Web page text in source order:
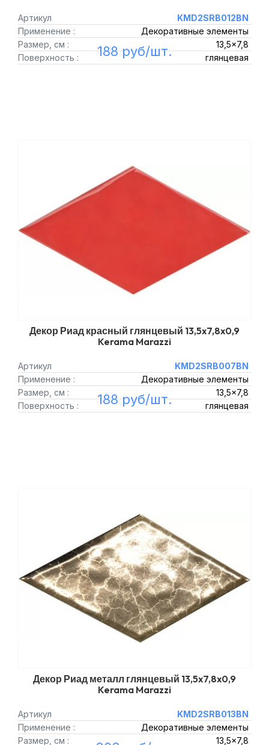
Артикул
KMD2SRB012BN
Применение :
Декоративные элементы
Размер, см :
13,5x7,8
Поверхность :
глянцевая
188 руб/шт.
Декор Риад красный глянцевый 13,5x7,8x0,9
Kerama Marazzi
Артикул
KMD2SRB007BN
Применение :
Декоративные элементы
Размер, см :
13,5x7,8
Поверхность :
глянцевая
188 руб/шт.
Декор Риад металл глянцевый 13,5x7,8x0,9
Kerama Marazzi
Артикул
KMD2SRB013BN
Применение :
Декоративные элементы
Размер, см :
13,5x7,8